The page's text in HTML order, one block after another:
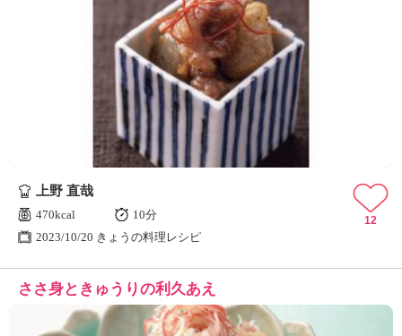
上野 直哉
470kcal
10分
2023/10/20 きょうの料理レシピ
12
ささ身ときゅうりの利久あえ